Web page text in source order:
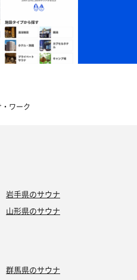
ワーク
岩手県のサウナ
山形県のサウナ
群馬県のサウナ